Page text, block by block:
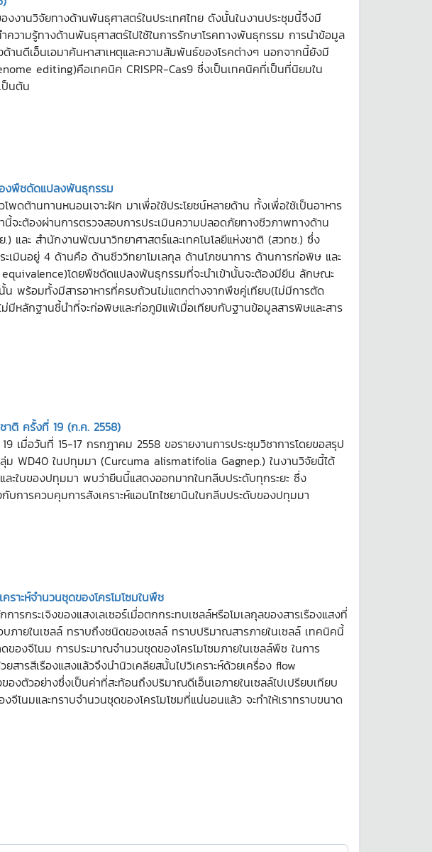
งานวิจัยทางด้านพันธุศาสตร์ในประเทศไทย ดังนั้นในงานประชุมนี้จึงมี
วามรู้ทางด้านพันธุศาสตร์ไปใช้ในการรักษาโรคทางพันธุกรรม การนำข้อมูล
านดีเอ็นเอมาค้นหาสาเหตุและความสัมพันธ์ของโรคต่างๆ นอกจากนี้ยังมี
editing)คือเทคนิค CRISPR-Cas9 ซึ่งเป็นเทคนิคที่เป็นที่นิยมใน
ป็นต้น
งพืชดัดแปลงพันธุกรรม
ดต้านทานหนอนเจาะฝัก มาเพื่อใช้ประโยชน์หลายด้าน ทั้งเพื่อใช้เป็นอาหาร
จะต้องผ่านการตรวจสอบการประเมินความปลอดภัยทางชีวภาพทางด้าน
.) และ สำนักงานพัฒนาวิทยาศาสตร์และเทคโนโลยีแห่งชาติ (สวทช.) ซึ่ง
มินอยู่ 4 ด้านคือ ด้านชีววิทยาโมเลกุล ด้านโภชนาการ ด้านการก่อพิษ และ
โดยพืชดัดแปลงพันธุกรรมที่จะนำเข้านั้นจะต้องมียีน ลักษณะ
ร้อมทั้งมีสารอาหารที่ครบถ้วนไม่แตกต่างจากพืชคู่เทียบ(ไม่มีการตัด
มีหลักฐานชี้นำที่จะก่อพิษและก่อภูมิแพ้เมื่อเทียบกับฐานข้อมูลสารพิษและสาร
าติ ครั้งที่ 19 (ก.ค. 2558)
เมื่อวันที่ 15-17 กรกฎาคม 2558 ขอรายงานการประชุมวิชาการโดยขอสรุป
ม WD40 ในปทุมมา (Curcuma alismatifolia Gagnep.) ในงานวิจัยนี้ได้
ใบของปทุมมา พบว่ายีนนี้แสดงออกมากในกลีบประดับทุกระยะ ซึ่ง
การควบคุมการสังเคราะห์แอนโทไซยานินในกลีบประดับของปทุมมา
ราะห์จำนวนชุดของโครโมโซมในพืช
ระเจิงของแสงเลเซอร์เมื่อตกกระทบเซลล์หรือโมเลกุลของสารเรืองแสงที่
ภายในเซลล์ ทราบถึงชนิดของเซลล์ ทราบปริมาณสารภายในเซลล์ เทคนิคนี้
องจีโนม การประมาณจำนวนชุดของโครโมโซมภายในเซลล์พืช ในการ
สารสีเรืองแสงแล้วจึงนำนิวเคลียสนั้นไปวิเคราะห์ด้วยเครื่อง flow
งตัวอย่างซึ่งเป็นค่าที่สะท้อนถึงปริมาณดีเอ็นเอภายในเซลล์ไปเปรียบเทียบ
โนมและทราบจำนวนชุดของโครโมโซมที่แน่นอนแล้ว จะทำให้เราทราบขนาด